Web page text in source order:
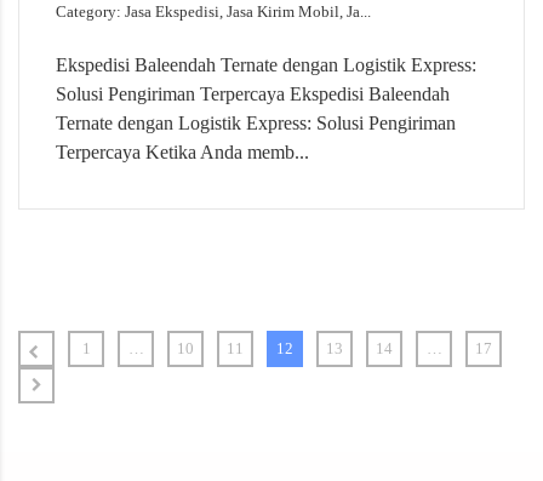
Category: Jasa Ekspedisi, Jasa Kirim Mobil, Ja...
Ekspedisi Baleendah Ternate dengan Logistik Express:
Solusi Pengiriman Terpercaya Ekspedisi Baleendah
Ternate dengan Logistik Express: Solusi Pengiriman
Terpercaya Ketika Anda memb...
1 … 10 11 12 13 14 … 17